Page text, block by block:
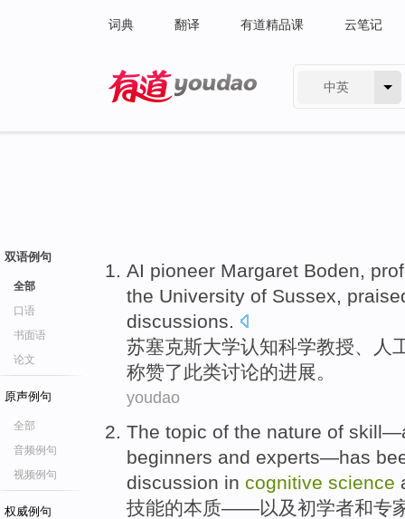
词典 翻译 有道精品课 云笔记
中英
双语例句
全部
口语
书面语
论文
原声例句
全部
音频例句
视频例句
权威例句
AI pioneer Margaret Boden,
the University of Sussex,
discussions.
苏塞克斯大学认知科学教授、
人
称赞了此类讨论的进展。
youdao
The topic of the nature of skill—
beginners and experts—has
discussion in cognitive science
技能的本质——以及初学者和专